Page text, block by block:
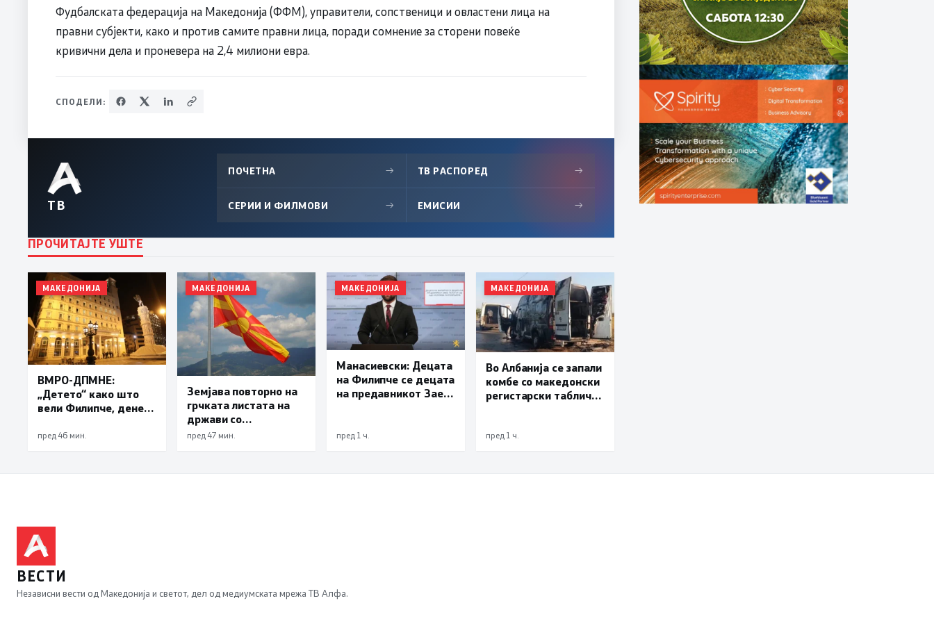
Фудбалската федерација на Македонија (ФФМ), управители, сопственици и овластени лица на
правни субјекти, како и против самите правни лица, поради сомнение за сторени повеќе
кривични дела и проневера на 2,4 милиони евра.
СПОДЕЛИ:
ТВ
ПОЧЕТНА → ТВ РАСПОРЕД →
СЕРИИ И ФИЛМОВИ → ЕМИСИИ →
ПРОЧИТАЈТЕ УШТЕ
МАКЕДОНИЈА
ВМРО-ДПМНЕ:
„Детето“ како што
вели Филипче, денес
дека во случајот во
пред 46 мин.
МАКЕДОНИЈА
Земјава повторно на
грчката листата на
држави со
привилегиран
пред 47 мин.
МАКЕДОНИЈА
Манасиевски: Децата
на Филипче се децата
на предавникот Заев,
пред 1 ч.
МАКЕДОНИЈА
Во Албанија се запали
комбе со македонски
регистарски таблички
пред 1 ч.
ВЕСТИ
Независни вести од Македонија и светот, дел од медиумската мрежа ТВ Алфа.